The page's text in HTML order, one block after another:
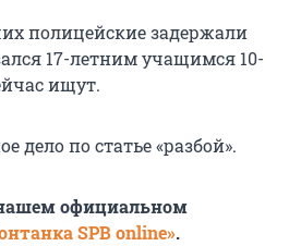
полицейские задержали
17-летним учащимся 10-
ищут.
дело по статье «разбой».
официальном
SPB online».